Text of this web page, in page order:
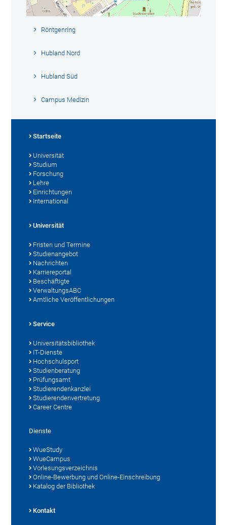
Röntgenring
Hubland Nord
Hubland Süd
Campus Medizin
Startseite
Universität
Studium
Forschung
Lehre
Einrichtungen
International
Universität
Fristen und Termine
Studienangebot
Nachrichten
Karriereportal
Beschäftigte
VerwaltungsABC
Amtliche Veröffentlichungen
Service
Universitätsbibliothek
IT-Dienste
Hochschulsport
Studienberatung
Prüfungsamt
Studierendenkanzlei
Studierendenvertretung
Career Centre
Dienste
WueStudy
WueCampus
Vorlesungsverzeichnis
Online-Bewerbung und Online-Einschreibung
Katalog der Bibliothek
Kontakt